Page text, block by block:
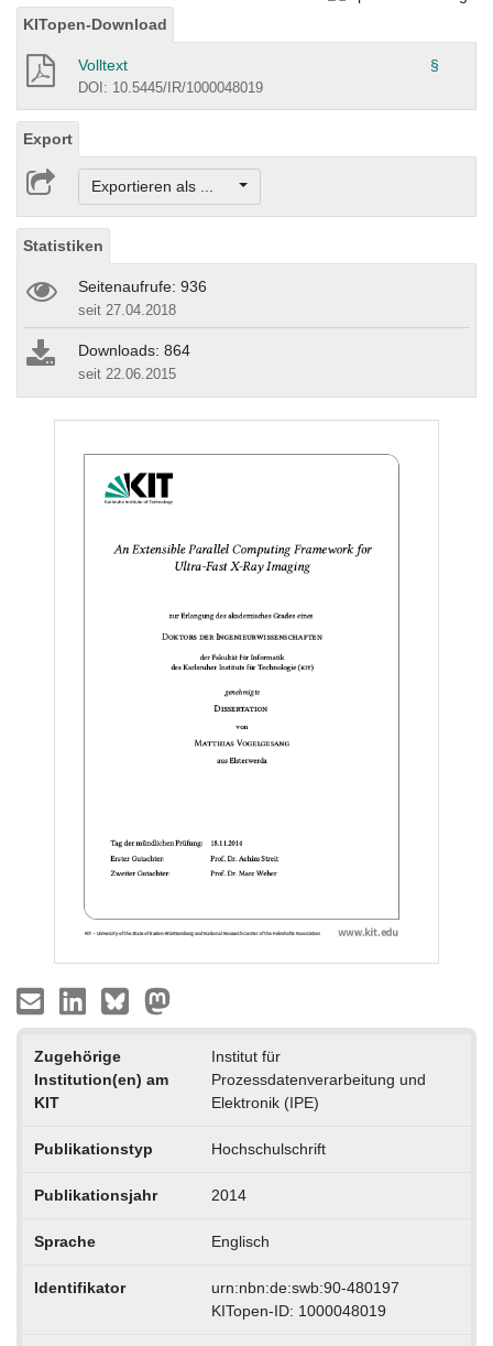
KITopen-Download
Volltext §
DOI: 10.5445/IR/1000048019
Export
Exportieren als ...
Statistiken
Seitenaufrufe: 936
seit 27.04.2018
Downloads: 864
seit 22.06.2015
Zugehörige
Institution(en) am
KIT
Institut für
Prozessdatenverarbeitung und
Elektronik (IPE)
Publikationstyp Hochschulschrift
Publikationsjahr 2014
Sprache Englisch
Identifikator
urn:nbn:de:swb:90-480197
KITopen-ID: 1000048019